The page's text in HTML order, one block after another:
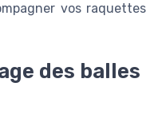
vos raquettes
des balles